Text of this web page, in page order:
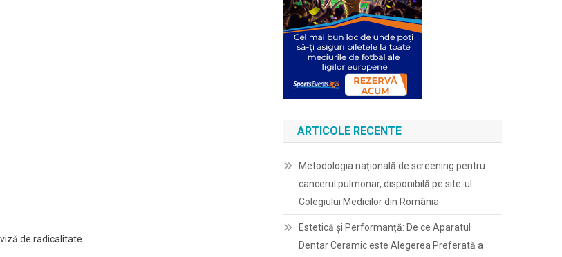
de radicalitate
ARTICOLE RECENTE
Metodologia națională de screening pentru
cancerul pulmonar, disponibilă pe site-ul
Colegiului Medicilor din România
Estetică și Performanță: De ce Aparatul
Dentar Ceramic este Alegerea Preferată a